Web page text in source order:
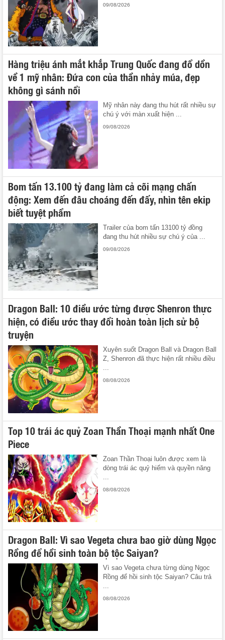
09/08/2026
Hàng triệu ánh mắt khắp Trung Quốc đang đổ dồn
về 1 mỹ nhân: Đứa con của thần nhảy múa, đẹp
không gì sánh nổi
Mỹ nhân này đang thu hút rất nhiều sự
chú ý với màn xuất hiện ...
09/08/2026
Bom tấn 13.100 tỷ đang làm cả cõi mạng chấn
động: Xem đến đâu choáng đến đấy, nhìn tên ekip
biết tuyệt phẩm
Trailer của bom tấn 13100 tỷ đồng
đang thu hút nhiều sự chú ý của ...
09/08/2026
Dragon Ball: 10 điều ước từng được Shenron thực
hiện, có điều ước thay đổi hoàn toàn lịch sử bộ
truyện
Xuyên suốt Dragon Ball và Dragon Ball
Z, Shenron đã thực hiện rất nhiều điều
...
08/08/2026
Top 10 trái ác quỷ Zoan Thần Thoại mạnh nhất One
Piece
Zoan Thần Thoại luôn được xem là
dòng trái ác quỷ hiếm và quyền năng
08/08/2026
Dragon Ball: Vì sao Vegeta chưa bao giờ dùng Ngọc
Rồng để hồi sinh toàn bộ tộc Saiyan?
Vì sao Vegeta chưa từng dùng Ngọc
Rồng để hồi sinh tộc Saiyan? Câu trả
08/08/2026